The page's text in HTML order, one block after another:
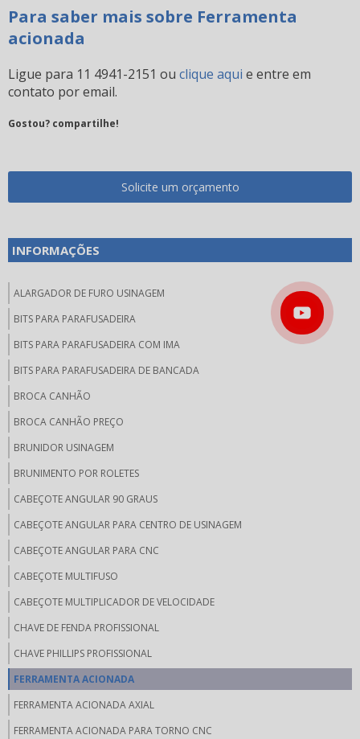
Para saber mais sobre Ferramenta
acionada
Ligue para 11 4941-2151 ou clique aqui e entre em
contato por email.
Gostou? compartilhe!
Solicite um orçamento
INFORMAÇÕES
ALARGADOR DE FURO USINAGEM
BITS PARA PARAFUSADEIRA
BITS PARA PARAFUSADEIRA COM IMA
BITS PARA PARAFUSADEIRA DE BANCADA
BROCA CANHÃO
BROCA CANHÃO PREÇO
BRUNIDOR USINAGEM
BRUNIMENTO POR ROLETES
CABEÇOTE ANGULAR 90 GRAUS
CABEÇOTE ANGULAR PARA CENTRO DE USINAGEM
CABEÇOTE ANGULAR PARA CNC
CABEÇOTE MULTIFUSO
CABEÇOTE MULTIPLICADOR DE VELOCIDADE
CHAVE DE FENDA PROFISSIONAL
CHAVE PHILLIPS PROFISSIONAL
FERRAMENTA ACIONADA
FERRAMENTA ACIONADA AXIAL
FERRAMENTA ACIONADA PARA TORNO CNC